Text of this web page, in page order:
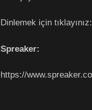
Dinlemek için tıklayınız:
Spreaker:
https://